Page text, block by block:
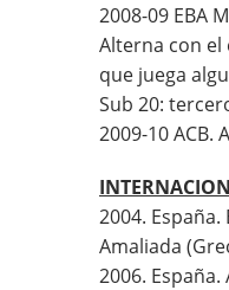
2008-09 EBA
Alterna con el
que juega
Sub 20:
2009-10 ACB.
2004.
Amaliada
2006.